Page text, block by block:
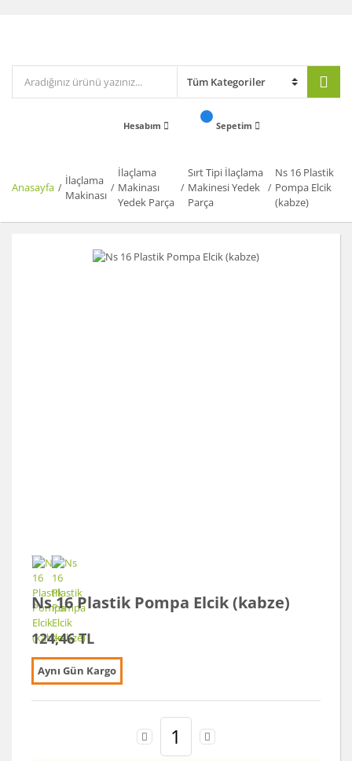
Hesabım Sepetim
Anasayfa
İlaçlama
Makinası
İlaçlama
Makinası
Yedek Parça
Sırt Tipi İlaçlama
Makinesi Yedek
Parça
Ns 16 Plastik
Pompa Elcik
(kabze)
Ns 16 Plastik Pompa Elcik (kabze)
124,46 TL
Aynı Gün Kargo